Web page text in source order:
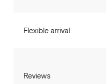
Flexible arrival
Reviews